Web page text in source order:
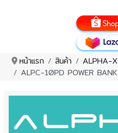
หน้าแรก สินค้า ALPHA-X
ALPC-10PD POWER BANK